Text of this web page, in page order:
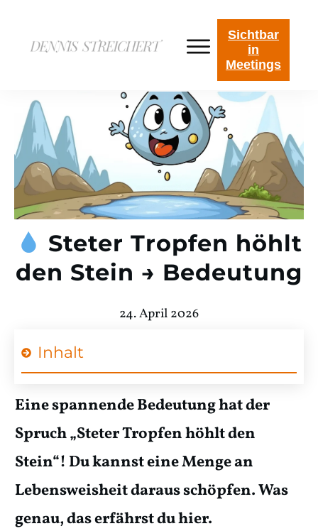
Sichtbar
in
Meetings
Steter Tropfen höhlt
den Stein → Bedeutung
24. April 2026
Inhalt
Eine spannende Bedeutung hat der
Spruch „Steter Tropfen höhlt den
Stein“! Du kannst eine Menge an
Lebensweisheit daraus schöpfen. Was
genau, das erfährst du hier.